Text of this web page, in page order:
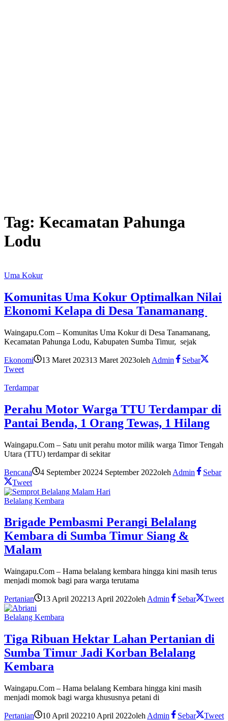
Tag: Kecamatan Pahunga
Lodu
Uma Kokur
Komunitas Uma Kokur Optimalkan Nilai
Ekonomi Kelapa di Desa Tanamanang
Waingapu.Com – Komunitas Uma Kokur di Desa Tanamanang,
Kecamatan Pahunga Lodu, Kabupaten Sumba Timur, sejak
Ekonomi 13 Maret 202313 Maret 2023oleh Admin
Sebar
Tweet
Terdampar
Perahu Motor Warga TTU Terdampar di
Pantai Benda, 1 Orang Tewas, 1 Hilang
Waingapu.Com – Satu unit perahu motor milik warga Timor Tengah
Utara (TTU) terdampar di sekitar
Bencana 4 September 20224 September 2022oleh Admin
Sebar
Tweet
Belalang Kembara
Brigade Pembasmi Perangi Belalang
Kembara di Sumba Timur Siang &
Malam
Waingapu.Com – Hama belalang kembara hingga kini masih terus
menjadi momok bagi para warga terutama
Pertanian 13 April 202213 April 2022oleh Admin Sebar Tweet
Belalang Kembara
Tiga Ribuan Hektar Lahan Pertanian di
Sumba Timur Jadi Korban Belalang
Kembara
Waingapu.Com – Hama belalang Kembara hingga kini masih
menjadi momok bagi warga khususnya petani di
Pertanian 10 April 202210 April 2022oleh Admin Sebar Tweet